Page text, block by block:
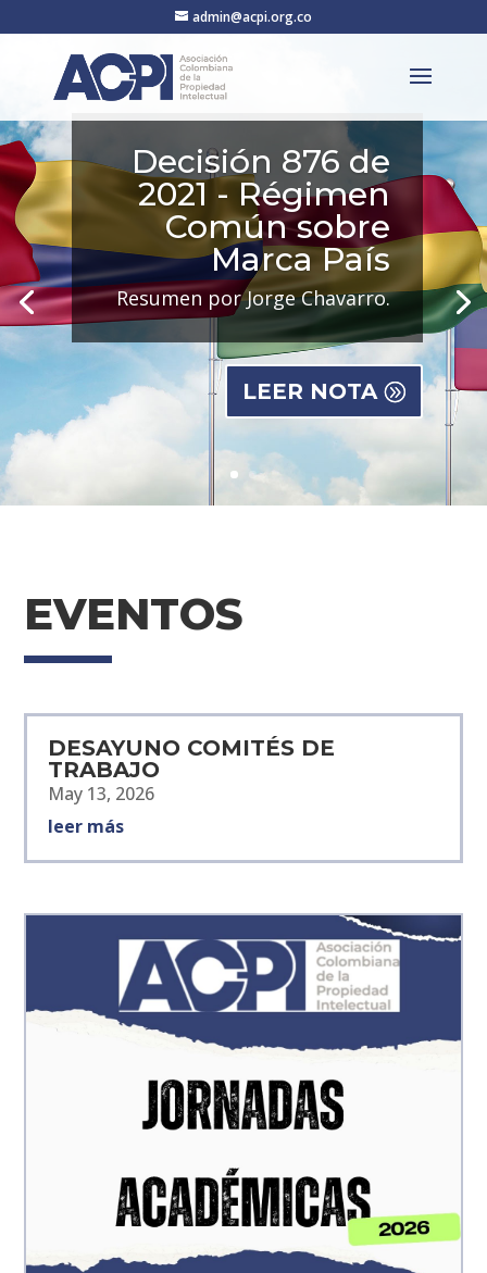
admin@acpi.org.co
Decisión 876 de
2021 - Régimen
Común sobre
Marca País
Resumen por Jorge Chavarro.
LEER NOTA
EVENTOS
DESAYUNO COMITÉS DE
TRABAJO
May 13, 2026
leer más